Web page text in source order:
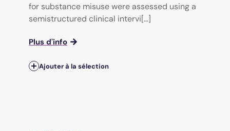
for substance misuse were assessed using a
semistructured clinical intervi[...]
Plus d'info
Ajouter à la sélection